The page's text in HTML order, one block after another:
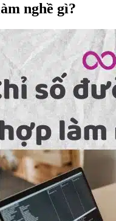
nghề gì?